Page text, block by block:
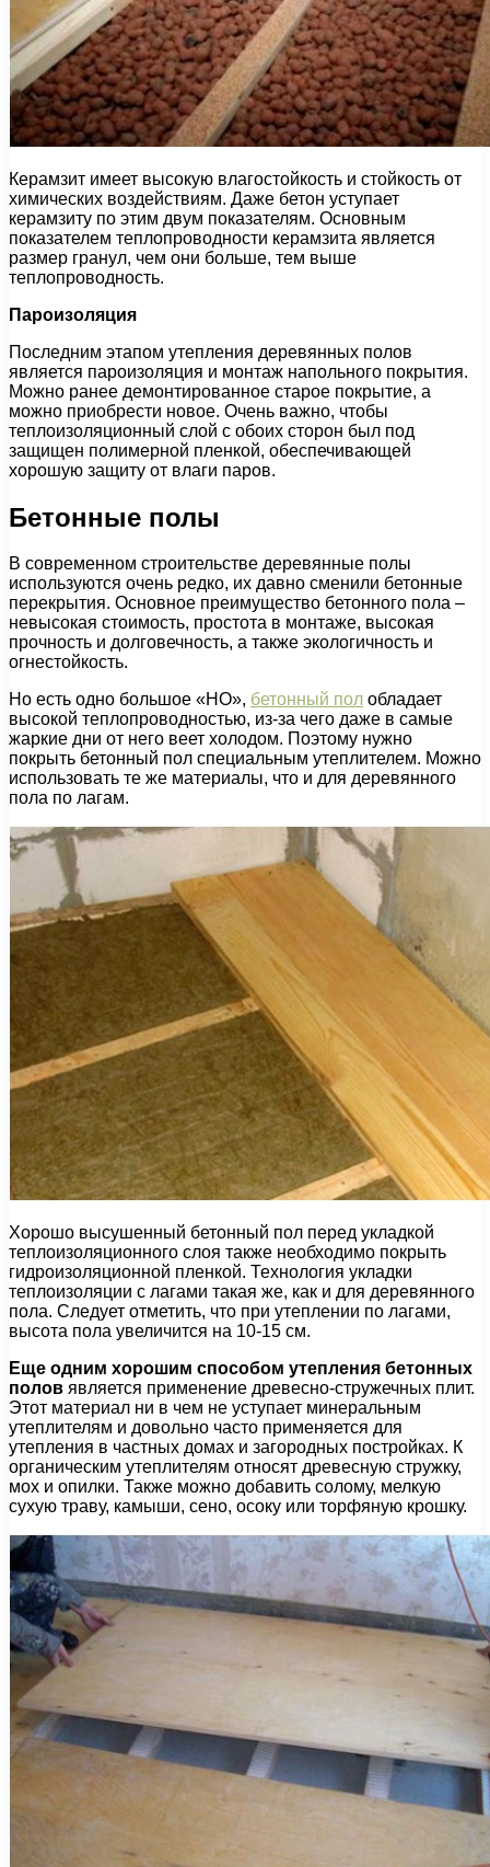
Керамзит имеет высокую влагостойкость и стойкость от
химических воздействиям. Даже бетон уступает
керамзиту по этим двум показателям. Основным
показателем теплопроводности керамзита является
размер гранул, чем они больше, тем выше
теплопроводность.
Пароизоляция
Последним этапом утепления деревянных полов
является пароизоляция и монтаж напольного покрытия.
Можно ранее демонтированное старое покрытие, а
можно приобрести новое. Очень важно, чтобы
теплоизоляционный слой с обоих сторон был под
защищен полимерной пленкой, обеспечивающей
хорошую защиту от влаги паров.
Бетонные полы
В современном строительстве деревянные полы
используются очень редко, их давно сменили бетонные
перекрытия. Основное преимущество бетонного пола –
невысокая стоимость, простота в монтаже, высокая
прочность и долговечность, а также экологичность и
огнестойкость.
Но есть одно большое «НО», бетонный пол обладает
высокой теплопроводностью, из-за чего даже в самые
жаркие дни от него веет холодом. Поэтому нужно
покрыть бетонный пол специальным утеплителем. Можно
использовать те же материалы, что и для деревянного
пола по лагам.
Хорошо высушенный бетонный пол перед укладкой
теплоизоляционного слоя также необходимо покрыть
гидроизоляционной пленкой. Технология укладки
теплоизоляции с лагами такая же, как и для деревянного
пола. Следует отметить, что при утеплении по лагами,
высота пола увеличится на 10-15 см.
Еще одним хорошим способом утепления бетонных
полов является применение древесно-стружечных плит.
Этот материал ни в чем не уступает минеральным
утеплителям и довольно часто применяется для
утепления в частных домах и загородных постройках. К
органическим утеплителям относят древесную стружку,
мох и опилки. Также можно добавить солому, мелкую
сухую траву, камыши, сено, осоку или торфяную крошку.